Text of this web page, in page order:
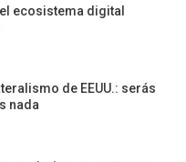
ecosistema digital
de EEUU.: serás
nada